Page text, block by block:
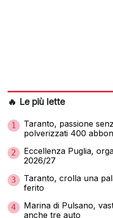
🔥 Le più lette
1
Taranto, passione
polverizzati 400
2
Eccellenza Puglia,
2026/27
3
Taranto, crolla una
ferito
4
Marina di Pulsano,
anche tre auto